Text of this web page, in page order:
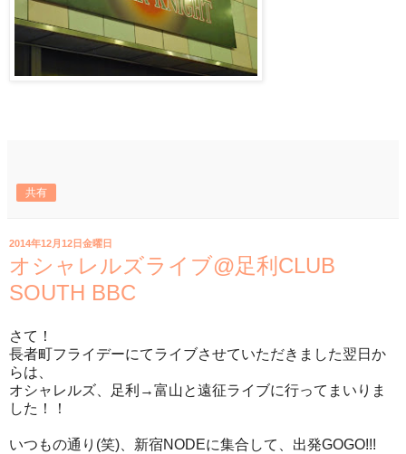
共有
2014年12月12日金曜日
オシャレルズライブ@足利CLUB
SOUTH BBC
さて！
長者町フライデーにてライブさせていただきました翌日か
らは、
オシャレルズ、足利→富山と遠征ライブに行ってまいりま
した！！
いつもの通り(笑)、新宿NODEに集合して、出発GOGO!!!